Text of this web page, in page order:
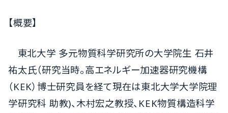
【概要】
東北大学 多元物質科学研究所の大学院生 石井
祐太氏（研究当時。高エネルギー加速器研究機構
（KEK）博士研究員を経て現在は東北大学大学院理
学研究科 助教)、木村宏之教授、KEK物質構造科学